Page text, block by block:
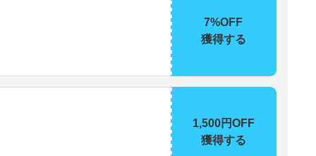
7%OFF
獲得する
1,500円OFF
獲得する